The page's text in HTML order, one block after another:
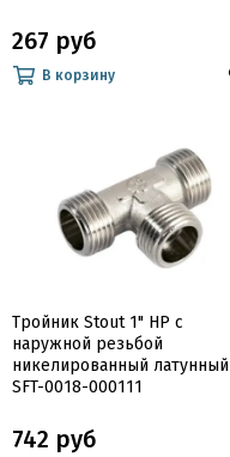
267 руб
В корзину
Тройник Stout 1" НР с
наружной резьбой
никелированный латунный
SFT-0018-000111
742 руб